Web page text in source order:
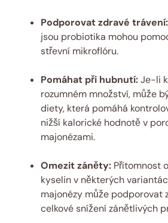
Podporovat zdravé trávení:
jsou probiotika mohou
střevní mikroflóru.
Pomáhat při hubnutí:Je-li
rozumném množství, může
diety, která pomáhá
nižší kalorické hodnotě v
majonézami.
Omezit záněty: Přítomnost
kyselin v některých
majonézy může podporovat
celkové snížení zánětlivých